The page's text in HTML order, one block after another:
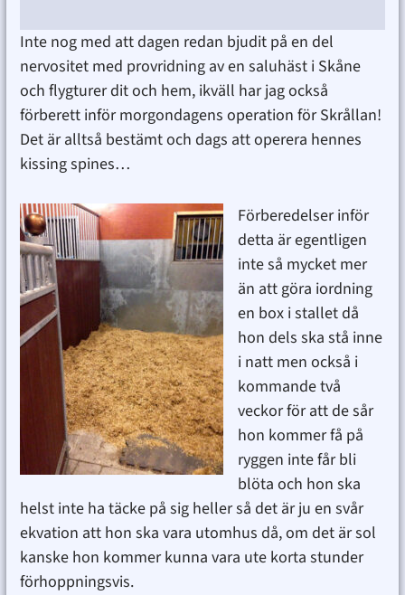
Inte nog med att dagen redan bjudit på en del
nervositet med provridning av en saluhäst i Skåne
och flygturer dit och hem, ikväll har jag också
förberett inför morgondagens operation för Skrållan!
Det är alltså bestämt och dags att operera hennes
kissing spines…
Förberedelser inför
detta är egentligen
inte så mycket mer
än att göra iordning
en box i stallet då
hon dels ska stå inne
i natt men också i
kommande två
veckor för att de sår
hon kommer få på
ryggen inte får bli
blöta och hon ska
helst inte ha täcke på sig heller så det är ju en svår
ekvation att hon ska vara utomhus då, om det är sol
kanske hon kommer kunna vara ute korta stunder
förhoppningsvis.